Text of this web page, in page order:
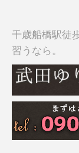
千歳船橋駅徒
習うなら。